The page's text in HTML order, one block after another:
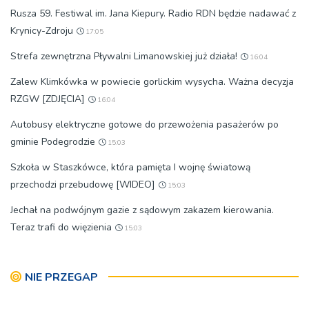
Rusza 59. Festiwal im. Jana Kiepury. Radio RDN będzie nadawać z
Krynicy-Zdroju
17:05
Strefa zewnętrzna Pływalni Limanowskiej już działa! 16:04
Zalew Klimkówka w powiecie gorlickim wysycha. Ważna decyzja
RZGW [ZDJĘCIA]
16:04
Autobusy elektryczne gotowe do przewożenia pasażerów po
gminie Podegrodzie
15:03
Szkoła w Staszkówce, która pamięta I wojnę światową
przechodzi przebudowę [WIDEO]
15:03
Jechał na podwójnym gazie z sądowym zakazem kierowania.
Teraz trafi do więzienia
15:03
NIE PRZEGAP